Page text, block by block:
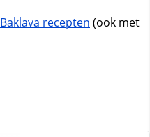
Baklava recepten (ook met